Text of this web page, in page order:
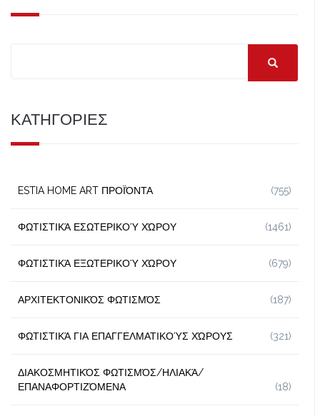
ΚΑΤΗΓΟΡΙΕΣ
ESTIA HOME ART ΠΡΟΪΌΝΤΑ (755)
ΦΩΤΙΣΤΙΚΆ ΕΣΩΤΕΡΙΚΟΎ ΧΏΡΟΥ (1461)
ΦΩΤΙΣΤΙΚΆ ΕΞΩΤΕΡΙΚΟΎ ΧΏΡΟΥ (679)
ΑΡΧΙΤΕΚΤΟΝΙΚΌΣ ΦΩΤΙΣΜΌΣ (187)
ΦΩΤΙΣΤΙΚΆ ΓΙΑ ΕΠΑΓΓΕΛΜΑΤΙΚΟΎΣ ΧΏΡΟΥΣ (321)
ΔΙΑΚΟΣΜΗΤΙΚΌΣ ΦΩΤΙΣΜΌΣ/ΗΛΙΑΚΆ/
ΕΠΑΝΑΦΟΡΤΙΖΌΜΕΝΑ
(18)